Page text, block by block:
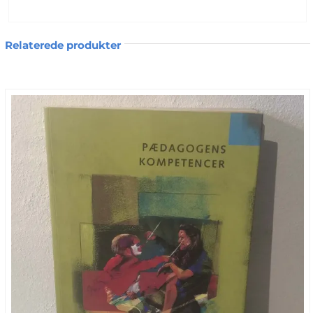
hendes familie, der foruden hende selv
men sikkert i opløsning. Tragediens
omfang og følgevirkninger er godt
beskrevet, og vi får et indblik i hvordan
det er at miste et barn og ikke ane hvad
der er sket med det.
Familiens sammenbrud ses gennem flere
briller, men mest med Beths og broderen
Vincents øjne. Alle i familien reagerer
forskelligt, og prøver på hver deres måde
at håndtere tragedien. Da livet efter
Relaterede produkter